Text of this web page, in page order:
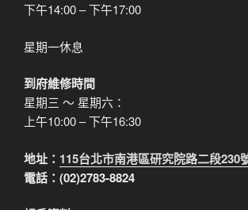
下午14:00 – 下午17:00
星期一休息
到府維修時間
星期三 ～ 星期六：
上午10:00 – 下午16:30
地址： 115台北市南港區研究院路二段230
電話：(02)2783-8824